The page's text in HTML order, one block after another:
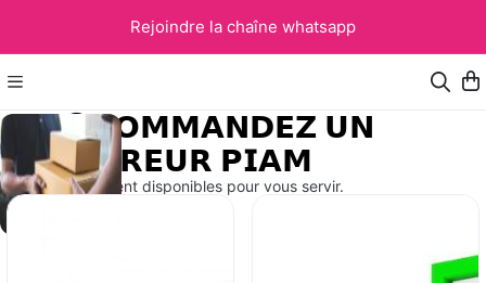
Rejoindre la chaîne whatsapp
⚫𝗖𝗢𝗠𝗠𝗔𝗡𝗗𝗘𝗭 𝗨𝗡
𝗟𝗜𝗩𝗥𝗘𝗨𝗥 𝗣𝗜𝗔𝗠
Nos livreurs restent disponibles pour vous servir.